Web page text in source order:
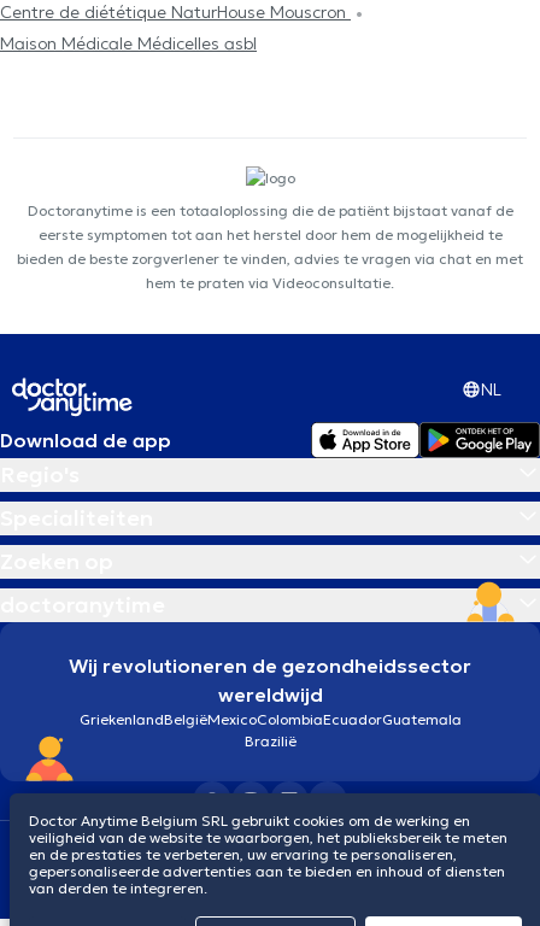
Centre de diététique NaturHouse Mouscron
Maison Médicale Médicelles asbl
Doctoranytime is een totaaloplossing die de patiënt bijstaat vanaf de
eerste symptomen tot aan het herstel door hem de mogelijkheid te
bieden de beste zorgverlener te vinden, advies te vragen via chat en met
hem te praten via Videoconsultatie.
NL
Download de app
Wij revolutioneren de gezondheidssector
wereldwijd
GriekenlandBelgiëMexicoColombiaEcuadorGuatemala
Brazilië
Algemene voorwaarden CookiesPrivacybeleid
© 2026 doctoranytime
Doctor Anytime Belgium SRL gebruikt cookies om de werking en
veiligheid van de website te waarborgen, het publieksbereik te meten
en de prestaties te verbeteren, uw ervaring te personaliseren,
gepersonaliseerde advertenties aan te bieden en inhoud of diensten
van derden te integreren.